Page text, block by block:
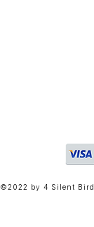
©2022 by 4 Silent